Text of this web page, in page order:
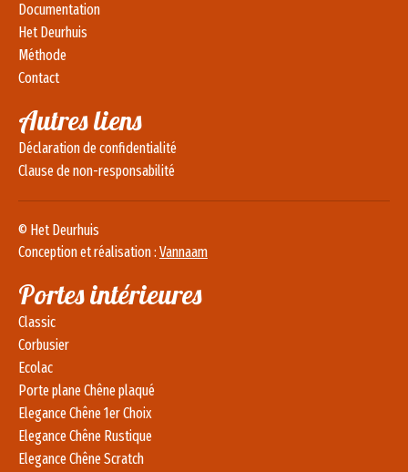
Documentation
Het Deurhuis
Méthode
Contact
Autres liens
Déclaration de confidentialité
Clause de non-responsabilité
© Het Deurhuis
Conception et réalisation : Vannaam
Portes intérieures
Classic
Corbusier
Ecolac
Porte plane Chêne plaqué
Elegance Chêne 1er Choix
Elegance Chêne Rustique
Elegance Chêne Scratch